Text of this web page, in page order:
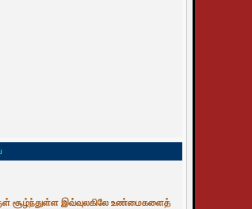
சூழ்ந்துள்ள இவ்வுலகிலே உண்மைகளைத்